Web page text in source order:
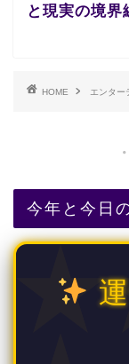
と現実の境界
HOME エンター
今年と今日